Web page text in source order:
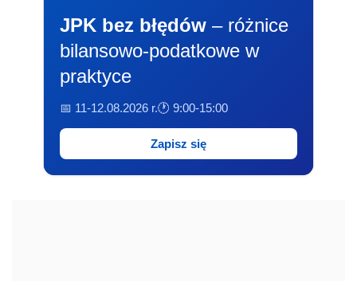
JPK bez błędów – różnice
bilansowo-podatkowe w
praktyce
📅 11-12.08.2026 r.🕐 9:00-15:00
Zapisz się